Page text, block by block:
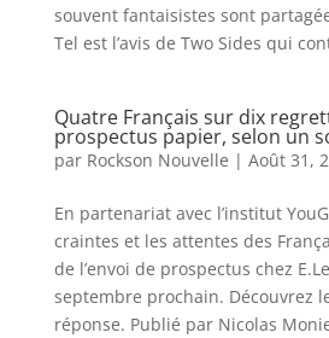
souvent fantaisistes sont
Tel est l’avis de Two Sides qui
Quatre Français sur dix
prospectus papier, selon un
par Rockson Nouvelle | Août 31,
En partenariat avec l’institut
craintes et les attentes des
de l’envoi de prospectus chez
septembre prochain. Découvrez
réponse. Publié par Nicolas